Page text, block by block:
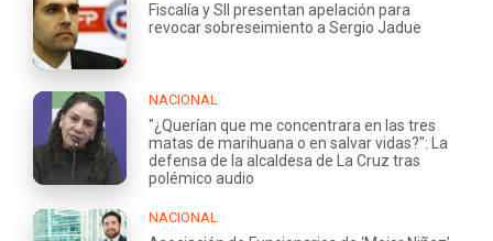
Fiscalía y SII presentan apelación para
revocar sobreseimiento a Sergio Jadue
NACIONAL
"¿Querían que me concentrara en las tres
matas de marihuana o en salvar vidas?": La
defensa de la alcaldesa de La Cruz tras
polémico audio
NACIONAL